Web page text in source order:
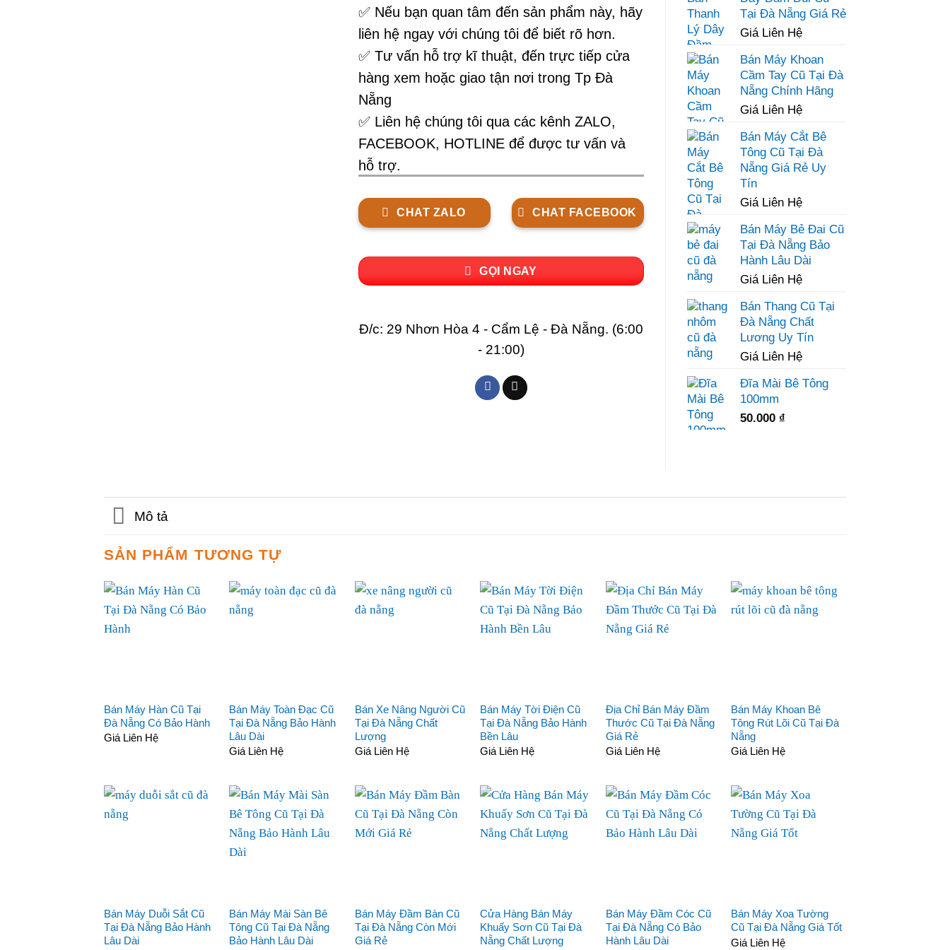
✅ Nếu bạn quan tâm đến sản phẩm này, hãy
liên hệ ngay với chúng tôi để biết rõ hơn.
✅ Tư vấn hỗ trợ kĩ thuật, đến trực tiếp cửa
hàng xem hoặc giao tận nơi trong Tp Đà
Nẵng
✅ Liên hệ chúng tôi qua các kênh ZALO,
FACEBOOK, HOTLINE để được tư vấn và
hỗ trợ.
CHAT ZALO CHAT FACEBOOK
GỌI NGAY
Đ/c: 29 Nhơn Hòa 4 - Cẩm Lệ - Đà Nẵng. (6:00
- 21:00)
Tại Đà Nẵng Giá Rẻ
Giá Liên Hệ
Bán Máy Khoan
Cầm Tay Cũ Tại Đà
Nẵng Chính Hãng
Giá Liên Hệ
Bán Máy Cắt Bê
Tông Cũ Tại Đà
Nẵng Giá Rẻ Uy
Tín
Giá Liên Hệ
Bán Máy Bẻ Đai Cũ
Tại Đà Nẵng Bảo
Hành Lâu Dài
Giá Liên Hệ
Bán Thang Cũ Tại
Đà Nẵng Chất
Lương Uy Tín
Giá Liên Hệ
Đĩa Mài Bê Tông
100mm
50.000 ₫
Mô tả
SẢN PHẨM TƯƠNG TỰ
Bán Máy Hàn Cũ Tại
Đà Nẵng Có Bảo Hành
Giá Liên Hệ
Bán Máy Toàn Đạc Cũ
Tại Đà Nẵng Bảo Hành
Lâu Dài
Giá Liên Hệ
Bán Xe Nâng Người Cũ
Tại Đà Nẵng Chất
Lượng
Giá Liên Hệ
Bán Máy Tời Điện Cũ
Tại Đà Nẵng Bảo Hành
Bền Lâu
Giá Liên Hệ
Địa Chỉ Bán Máy Đầm
Thước Cũ Tại Đà Nẵng
Giá Rẻ
Giá Liên Hệ
Bán Máy Khoan Bê
Tông Rút Lõi Cũ Tại Đà
Nẵng
Giá Liên Hệ
Bán Máy Duỗi Sắt Cũ
Tại Đà Nẵng Bảo Hành
Lâu Dài
Bán Máy Mài Sàn Bê
Tông Cũ Tại Đà Nẵng
Bảo Hành Lâu Dài
Bán Máy Đầm Bàn Cũ
Tại Đà Nẵng Còn Mới
Giá Rẻ
Cửa Hàng Bán Máy
Khuấy Sơn Cũ Tại Đà
Nẵng Chất Lượng
Bán Máy Đầm Cóc Cũ
Tại Đà Nẵng Có Bảo
Hành Lâu Dài
Bán Máy Xoa Tường
Cũ Tại Đà Nẵng Giá Tốt
Giá Liên Hệ